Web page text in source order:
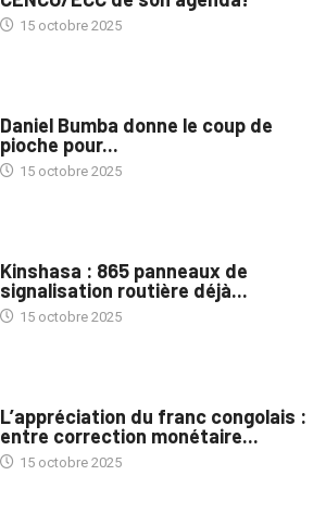
15 octobre 2025
Daniel Bumba donne le coup de
pioche pour...
15 octobre 2025
Kinshasa : 865 panneaux de
signalisation routière déjà...
15 octobre 2025
L’appréciation du franc congolais :
entre correction monétaire...
15 octobre 2025